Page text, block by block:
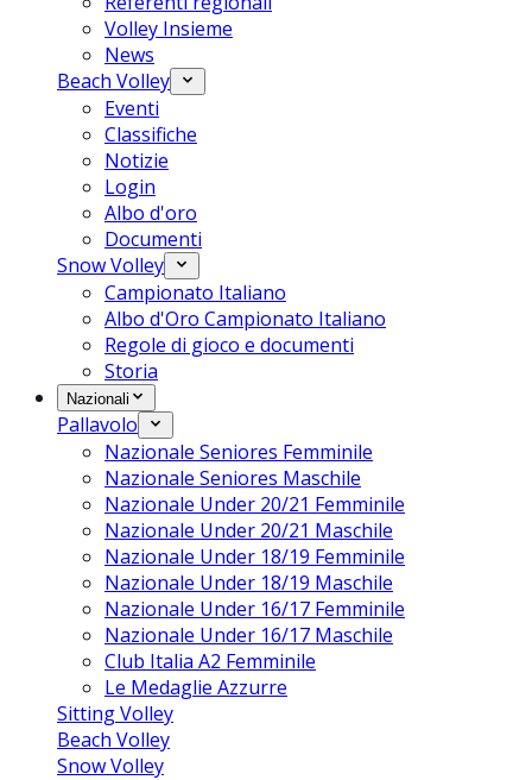
Volley Insieme
News
Beach Volley
Eventi
Classifiche
Notizie
Login
Albo d'oro
Documenti
Snow Volley
Campionato Italiano
Albo d'Oro Campionato Italiano
Regole di gioco e documenti
Storia
Nazionali
Pallavolo
Nazionale Seniores Femminile
Nazionale Seniores Maschile
Nazionale Under 20/21 Femminile
Nazionale Under 20/21 Maschile
Nazionale Under 18/19 Femminile
Nazionale Under 18/19 Maschile
Nazionale Under 16/17 Femminile
Nazionale Under 16/17 Maschile
Club Italia A2 Femminile
Le Medaglie Azzurre
Sitting Volley
Beach Volley
Snow Volley